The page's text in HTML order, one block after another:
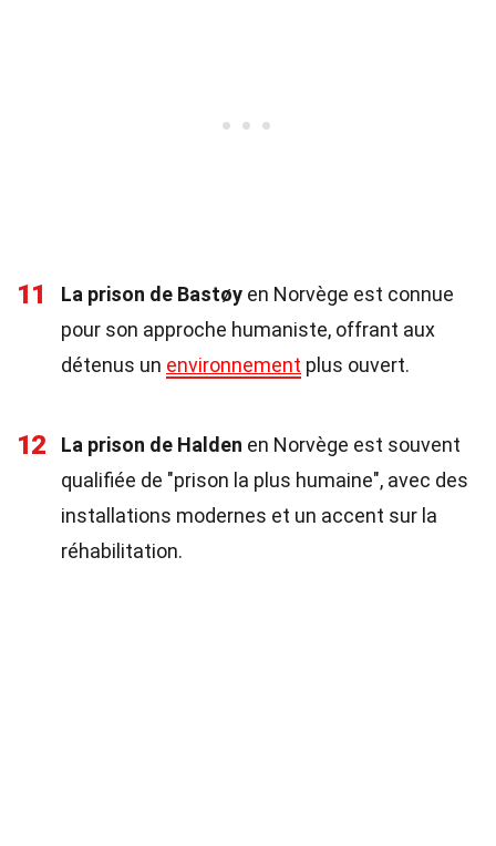
11 La prison de Bastøy en Norvège est connue
pour son approche humaniste, offrant aux
détenus un environnement plus ouvert.
12 La prison de Halden en Norvège est souvent
qualifiée de "prison la plus humaine", avec des
installations modernes et un accent sur la
réhabilitation.